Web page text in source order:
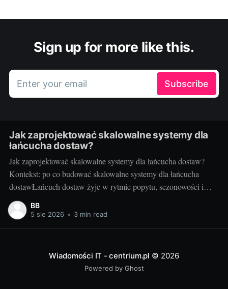
Sign up for more like this.
Enter your email Subscribe
Jak zaprojektować skalowalne systemy dla
łańcucha dostaw?
Jak zaprojektować skalowalne systemy dla łańcucha dostaw?
Kontekst: po co budować skalowalne systemy dla łańcucha
dostawŁańcuch dostaw żyje w rytmie popytu, sezonowości i
nieprzewidzianych zdarzeń. Gdy rośnie liczba zamówień,
kurierów, punktów odbioru i urządzeń IoT, systemy IT muszą
BB
5 sie 2026 • 3 min read
Wiadomości IT - centrium.pl © 2026
Powered by Ghost